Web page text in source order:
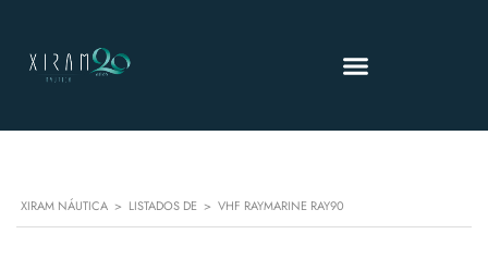
XIRAM NÁUTICA > LISTADOS DE > VHF RAYMARINE RAY90